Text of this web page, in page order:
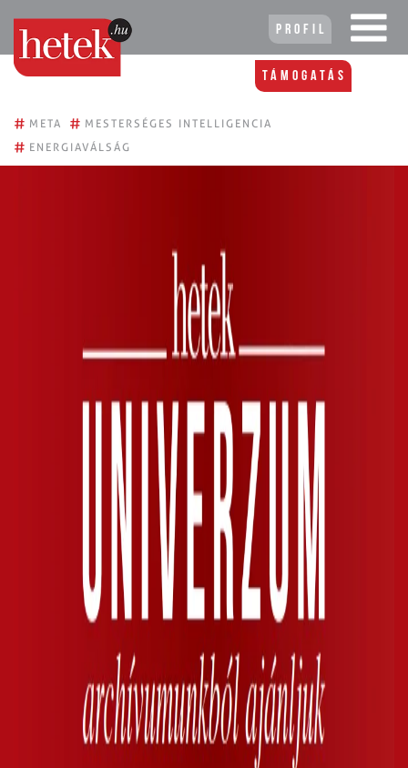
Profil
Támogatás
# META # MESTERSÉGES INTELLIGENCIA
# ENERGIAVÁLSÁG